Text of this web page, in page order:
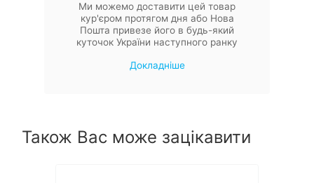
Ми можемо доставити цей товар
кур'єром протягом дня або Нова
Пошта привезе його в будь-який
куточок України наступного ранку
Докладніше
Також Вас може зацікавити